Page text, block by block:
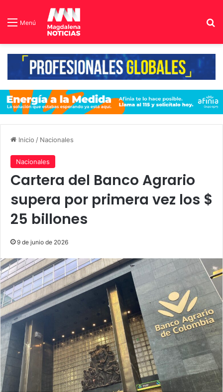
Menú
Inicio / Nacionales
Nacionales
Cartera del Banco Agrario
supera por primera vez los $
25 billones
9 de junio de 2026